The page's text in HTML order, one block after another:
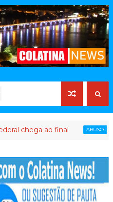
ao final ABUSO DE PODER PL